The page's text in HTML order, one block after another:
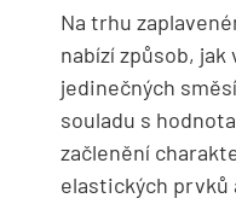
Na trhu
nabízí způsob,
jedinečných
souladu s
začlenění
elastických prvků